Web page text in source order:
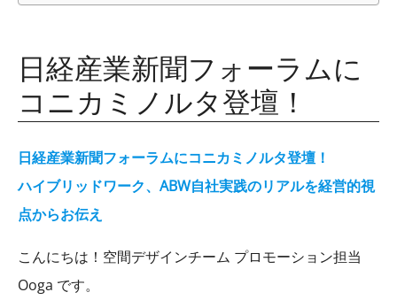
日経産業新聞フォーラムに
コニカミノルタ登壇！
日経産業新聞フォーラムにコニカミノルタ登壇！
ハイブリッドワーク、ABW自社実践のリアルを経営的視
点からお伝え
こんにちは！空間デザインチーム プロモーション担当
Ooga です。